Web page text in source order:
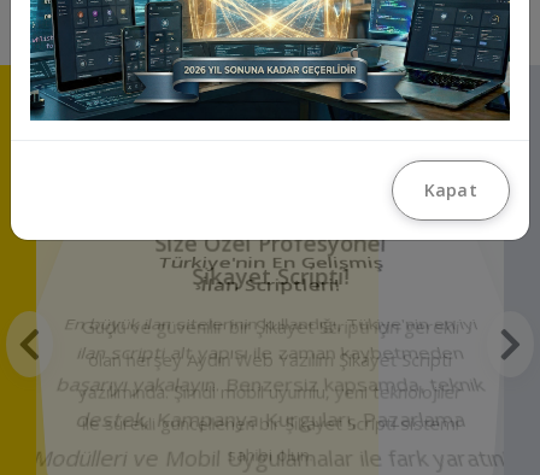
Size Özel Profesyonel
Şikayet Scripti!
Güçlü ve güvenilir bir Şikayet Scripti için gerekli
olan herşey Aydın Web Yazılım Şikayet Scripti
yazılımında. Şimdi mobil uyumlu, yeni teknolojiler
ile sürekli güncellenen bir Şikayet Scripti sistemi
sahibi olun.
Kapat